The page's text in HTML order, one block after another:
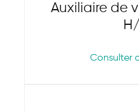
Auxiliaire de
Consulter